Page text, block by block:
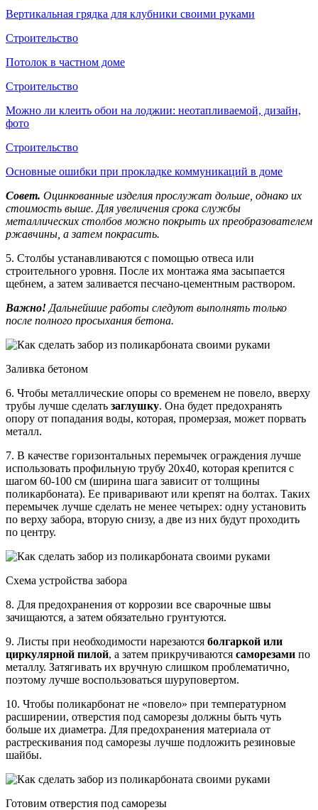
Вертикальная грядка для клубники своими руками
Строительство
Потолок в частном доме
Строительство
Можно ли клеить обои на лоджии: неотапливаемой, дизайн,
фото
Строительство
Основные ошибки при прокладке коммуникаций в доме
Совет. Оцинкованные изделия прослужат дольше, однако их
стоимость выше. Для увеличения срока службы
металлических столбов можно покрыть их преобразователем
ржавчины, а затем покрасить.
5. Столбы устанавливаются с помощью отвеса или
строительного уровня. После их монтажа яма засыпается
щебнем, а затем заливается песчано-цементным раствором.
Важно! Дальнейшие работы следуют выполнять только
после полного просыхания бетона.
Заливка бетоном
6. Чтобы металлические опоры со временем не повело, вверху
трубы лучше сделать заглушку. Она будет предохранять
опору от попадания воды, которая, промерзая, может порвать
металл.
7. В качестве горизонтальных перемычек ограждения лучше
использовать профильную трубу 20х40, которая крепится с
шагом 60-100 см (ширина шага зависит от толщины
поликарбоната). Ее приваривают или крепят на болтах. Таких
перемычек лучше сделать не менее четырех: одну установить
по верху забора, вторую снизу, а две из них будут проходить
по центру.
Схема устройства забора
8. Для предохранения от коррозии все сварочные швы
зачищаются, а затем обязательно грунтуются.
9. Листы при необходимости нарезаются болгаркой или
циркулярной пилой, а затем прикручиваются саморезами по
металлу. Затягивать их вручную слишком проблематично,
поэтому лучше воспользоваться шуруповертом.
10. Чтобы поликарбонат не «повело» при температурном
расширении, отверстия под саморезы должны быть чуть
больше их диаметра. Для предохранения материала от
растрескивания под саморезы лучше подложить резиновые
шайбы.
Готовим отверстия под саморезы